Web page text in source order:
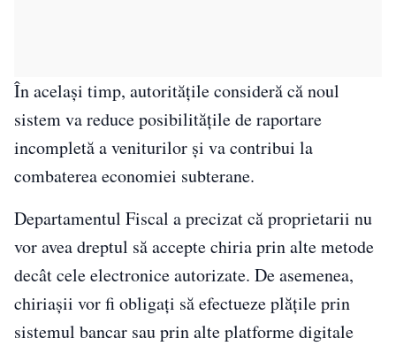
În același timp, autoritățile consideră că noul
sistem va reduce posibilitățile de raportare
incompletă a veniturilor și va contribui la
combaterea economiei subterane.
Departamentul Fiscal a precizat că proprietarii nu
vor avea dreptul să accepte chiria prin alte metode
decât cele electronice autorizate. De asemenea,
chiriașii vor fi obligați să efectueze plățile prin
sistemul bancar sau prin alte platforme digitale